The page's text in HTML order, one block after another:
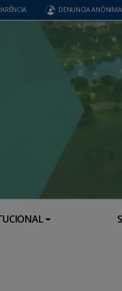
DENUNCIA ANÔNIMA